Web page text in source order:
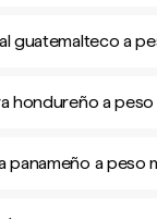
guatemalteco a
hondureño a peso
a peso